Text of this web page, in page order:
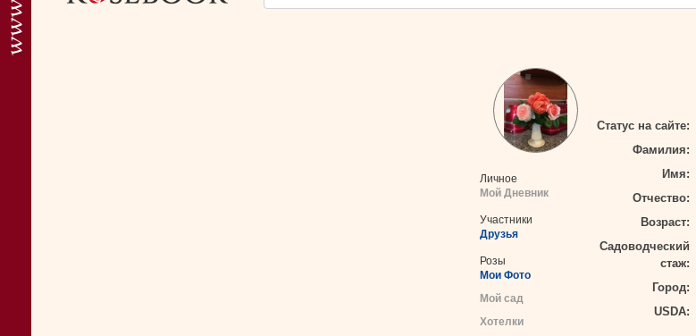
Личное
Мой Дневник
Участники
Друзья
Розы
Мои Фото
Мой сад
Хотелки
Статус на сайте:
Фамилия:
Имя:
Отчество:
Возраст:
Садоводческий
стаж:
Город:
USDA: